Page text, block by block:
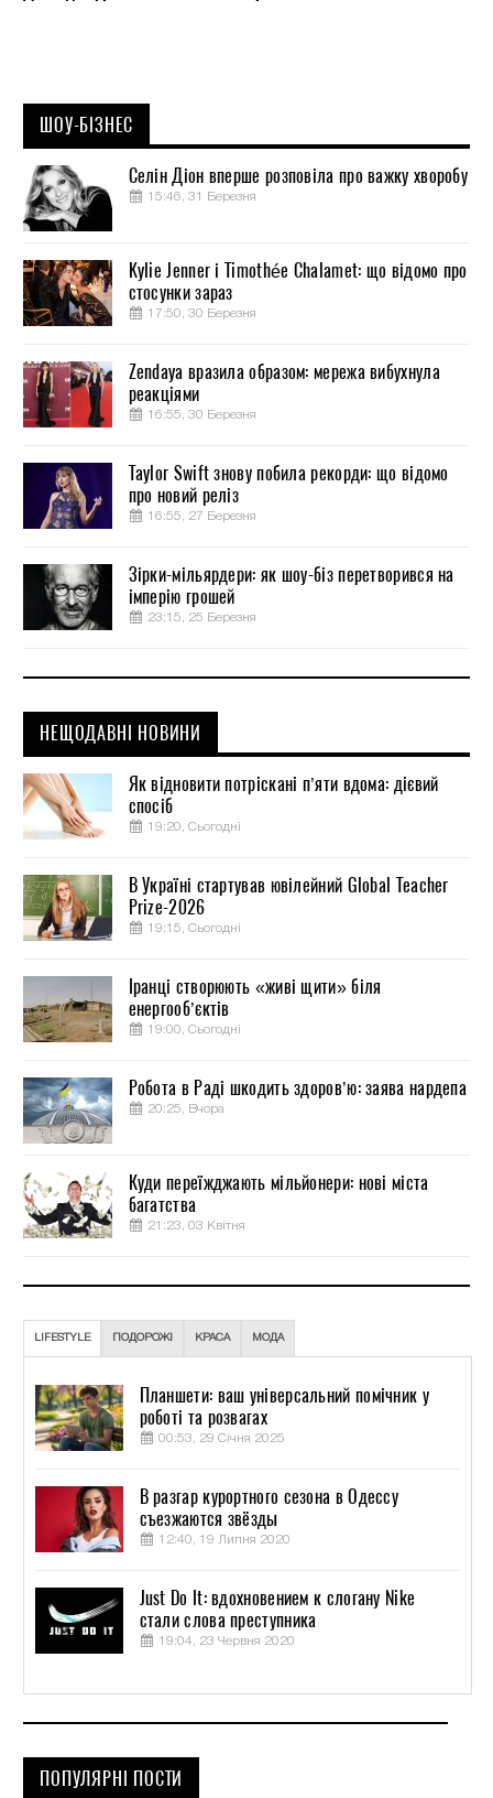
ШОУ-БІЗНЕС
Селін Діон вперше розповіла про важку хворобу
15:46, 31 Березня
Kylie Jenner і Timothée Chalamet: що відомо про
стосунки зараз
17:50, 30 Березня
Zendaya вразила образом: мережа вибухнула
реакціями
16:55, 30 Березня
Taylor Swift знову побила рекорди: що відомо
про новий реліз
16:55, 27 Березня
Зірки-мільярдери: як шоу-біз перетворився на
імперію грошей
23:15, 25 Березня
НЕЩОДАВНІ НОВИНИ
Як відновити потріскані п’яти вдома: дієвий
спосіб
19:20, Сьогодні
В Україні стартував ювілейний Global Teacher
Prize-2026
19:15, Сьогодні
Іранці створюють «живі щити» біля
енергооб’єктів
19:00, Сьогодні
Робота в Раді шкодить здоров’ю: заява нардепа
20:25, Вчора
Куди переїжджають мільйонери: нові міста
багатства
21:23, 03 Квітня
LIFESTYLE ПОДОРОЖІ КРАСА МОДА
Планшети: ваш універсальний помічник у
роботі та розвагах
00:53, 29 Січня 2025
В разгар курортного сезона в Одессу
съезжаются звёзды
12:40, 19 Липня 2020
Just Do It: вдохновением к слогану Nike
стали слова преступника
19:04, 23 Червня 2020
ПОПУЛЯРНІ ПОСТИ